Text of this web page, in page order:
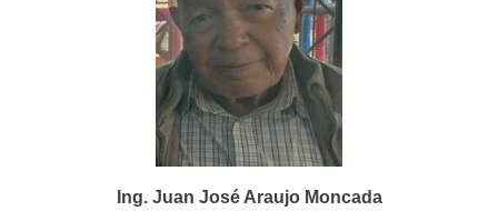
Ing. Juan José Araujo Moncada